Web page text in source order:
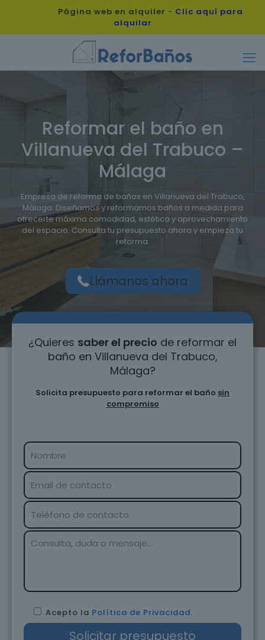
Página web en alquiler - Clic aquí para
alquilar
Reformar el baño en
Villanueva del Trabuco –
Málaga
Empresa de reforma de baños en Villanueva del Trabuco,
Málaga. Diseñamos y reformamos baños a medida para
ofrecerte máxima comodidad, estética y aprovechamiento
del espacio. Consulta tu presupuesto ahora y empieza tu
reforma.
Llámanos ahora
¿Quieres saber el precio de reformar el
baño en Villanueva del Trabuco,
Málaga?
Solicita presupuesto para reformar el baño sin
compromiso
Acepto la Política de Privacidad.